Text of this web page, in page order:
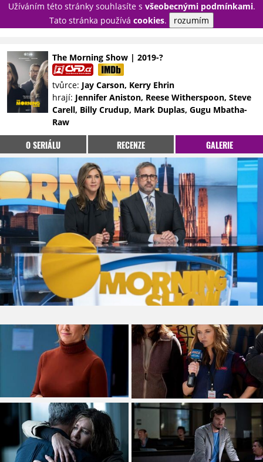
Užíváním této stránky souhlasíte s všeobecnými podmínkami.
Tato stránka používá cookies. rozumím
PŘIHLÁSIT
NOVINKY
TÉMATA
RECENZE
EPIZODY
KULT
TRAILERY
GALERIE
DISKUZE
STATISTIKY
TIRÁŽ
The Morning Show | 2019-?
tvůrce: Jay Carson, Kerry Ehrin
hrají: Jennifer Aniston, Reese Witherspoon, Steve
Carell, Billy Crudup, Mark Duplas, Gugu Mbatha-
Raw
O SERIÁLU RECENZE GALERIE